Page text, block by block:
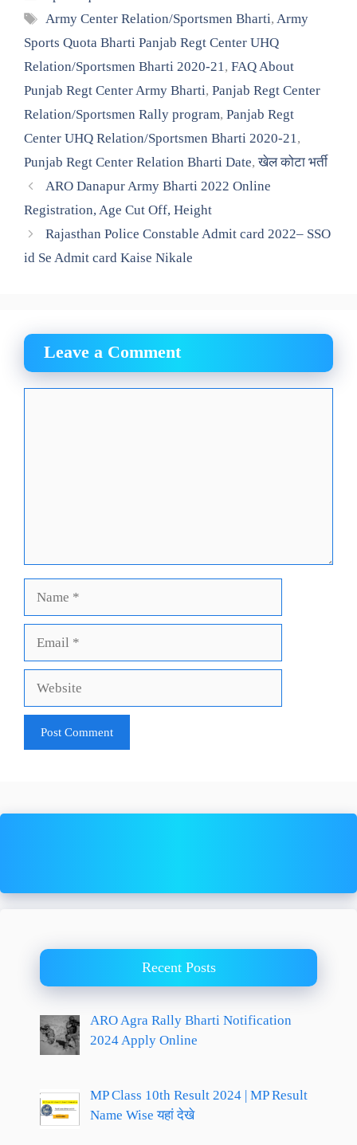
Tags
Army Center Relation/Sportsmen Bharti,Army
Sports Quota Bharti Panjab Regt Center UHQ
Relation/Sportsmen Bharti 2020-21, FAQ About
Punjab Regt Center Army Bharti, Panjab Regt Center
Relation/Sportsmen Rally program, Panjab Regt
Center UHQ Relation/Sportsmen Bharti 2020-21,
Punjab Regt Center Relation Bharti Date,खेल कोटा भर्ती
ARO Danapur Army Bharti 2022 Online
Registration, Age Cut Off, Height
Rajasthan Police Constable Admit card 2022– SSO
id Se Admit card Kaise Nikale
Leave a Comment
Recent Posts
ARO Agra Rally Bharti Notification
2024 Apply Online
MP Class 10th Result 2024 | MP Result
Name Wise यहां देखे